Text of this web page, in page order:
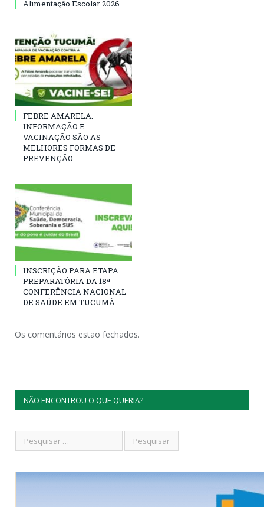
Alimentação Escolar 2026
FEBRE AMARELA:
INFORMAÇÃO E
VACINAÇÃO SÃO AS
MELHORES FORMAS DE
PREVENÇÃO
INSCRIÇÃO PARA ETAPA
PREPARATÓRIA DA 18ª
CONFERÊNCIA NACIONAL
DE SAÚDE EM TUCUMÃ
Os comentários estão fechados.
NÃO ENCONTROU O QUE QUERIA?